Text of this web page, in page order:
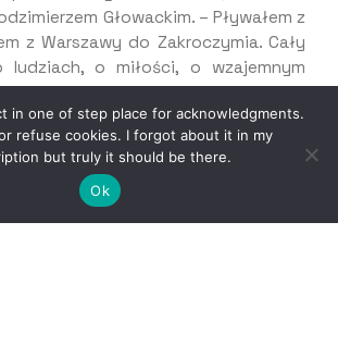
Głowackim. – Pływałem z
z Warszawy do Zakroczymia. Cały
ludziach, o miłości, o wzajemnym
żeglarstwie i morzu. Tak mi tę pasję
po maturze rozpocząłem naukę w
Marynarki Wojennej.
tablicy zgromadziła gości,
in one of step place for acknowledgments.
refuse cookies. I forgot about it in my
but truly it should be there.
Ok